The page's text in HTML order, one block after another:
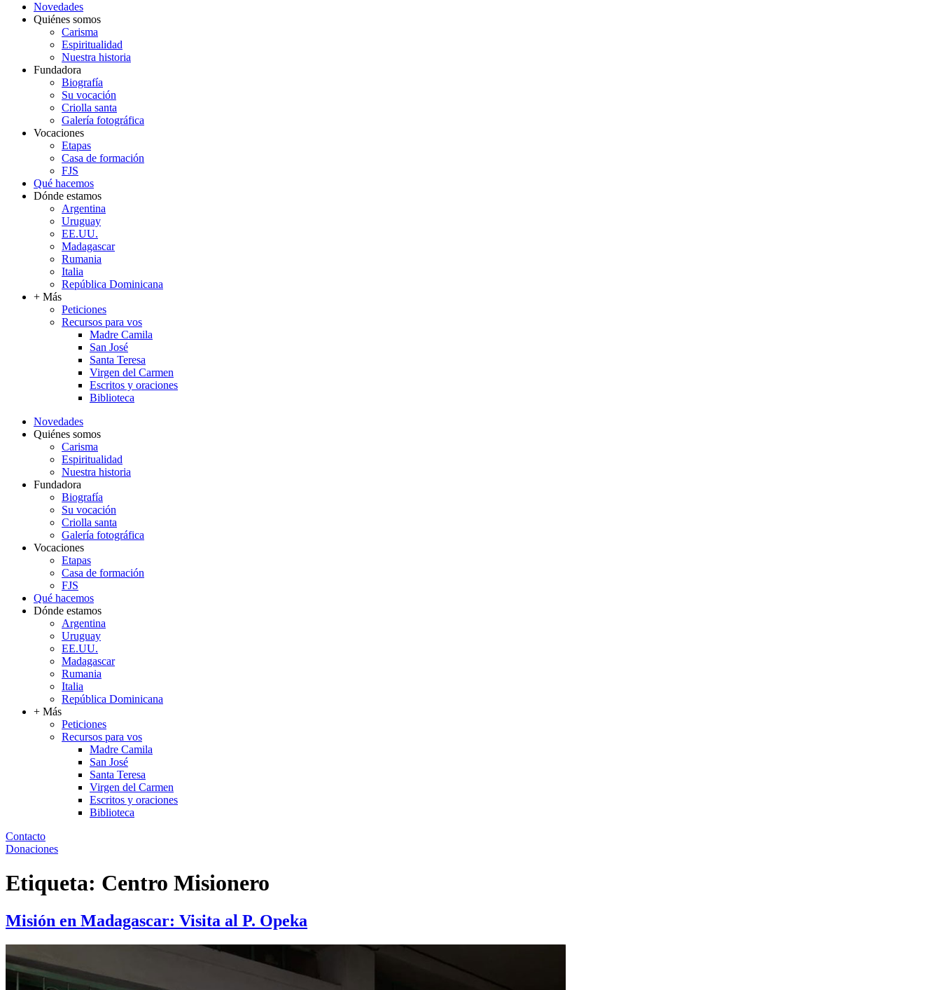
Novedades
Quiénes somos
Carisma
Espiritualidad
Nuestra historia
Fundadora
Biografía
Su vocación
Criolla santa
Galería fotográfica
Vocaciones
Etapas
Casa de formación
FJS
Qué hacemos
Dónde estamos
Argentina
Uruguay
EE.UU.
Madagascar
Rumania
Italia
República Dominicana
+ Más
Peticiones
Recursos para vos
Madre Camila
San José
Santa Teresa
Virgen del Carmen
Escritos y oraciones
Biblioteca
Novedades
Quiénes somos
Carisma
Espiritualidad
Nuestra historia
Fundadora
Biografía
Su vocación
Criolla santa
Galería fotográfica
Vocaciones
Etapas
Casa de formación
FJS
Qué hacemos
Dónde estamos
Argentina
Uruguay
EE.UU.
Madagascar
Rumania
Italia
República Dominicana
+ Más
Peticiones
Recursos para vos
Madre Camila
San José
Santa Teresa
Virgen del Carmen
Escritos y oraciones
Biblioteca
Contacto
Donaciones
Etiqueta: Centro Misionero
Misión en Madagascar: Visita al P. Opeka